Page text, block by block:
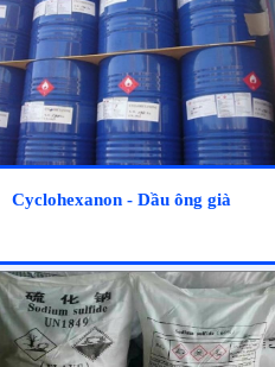
Cyclohexanon - Dầu ông già